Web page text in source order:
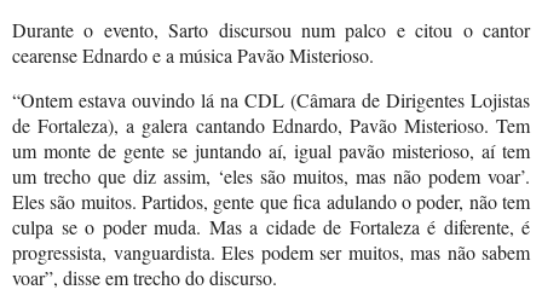
Durante o evento, Sarto discursou num palco e citou o cantor
cearense Ednardo e a música Pavão Misterioso.
“Ontem estava ouvindo lá na CDL (Câmara de Dirigentes Lojistas
de Fortaleza), a galera cantando Ednardo, Pavão Misterioso. Tem
um monte de gente se juntando aí, igual pavão misterioso, aí tem
um trecho que diz assim, ‘eles são muitos, mas não podem voar’.
Eles são muitos. Partidos, gente que fica adulando o poder, não tem
culpa se o poder muda. Mas a cidade de Fortaleza é diferente, é
progressista, vanguardista. Eles podem ser muitos, mas não sabem
voar”, disse em trecho do discurso.